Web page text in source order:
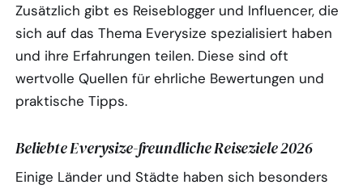
Zusätzlich gibt es Reiseblogger und Influencer, die
sich auf das Thema Everysize spezialisiert haben
und ihre Erfahrungen teilen. Diese sind oft
wertvolle Quellen für ehrliche Bewertungen und
praktische Tipps.
Beliebte Everysize-freundliche Reiseziele 2026
Einige Länder und Städte haben sich besonders